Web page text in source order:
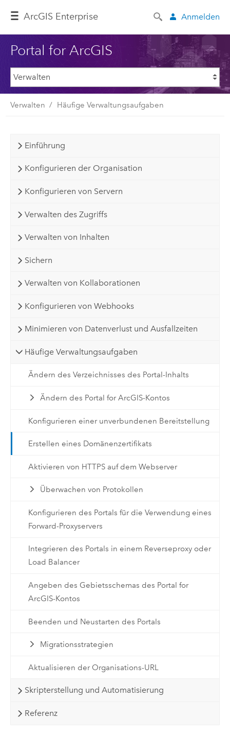
ArcGIS Enterprise Anmelden
Portal for ArcGIS
Verwalten Häufige Verwaltungsaufgaben
Einführung
Konfigurieren der Organisation
Konfigurieren von Servern
Verwalten des Zugriffs
Verwalten von Inhalten
Sichern
Verwalten von Kollaborationen
Konfigurieren von Webhooks
Minimieren von Datenverlust und Ausfallzeiten
Häufige Verwaltungsaufgaben
Ändern des Verzeichnisses des Portal-Inhalts
Ändern des Portal for ArcGIS-Kontos
Konfigurieren einer unverbundenen Bereitstellung
Erstellen eines Domänenzertifikats
Aktivieren von HTTPS auf dem Webserver
Überwachen von Protokollen
Konfigurieren des Portals für die Verwendung eines
Forward-Proxyservers
Integrieren des Portals in einem Reverseproxy oder
Load Balancer
Angeben des Gebietsschemas des Portal for
ArcGIS-Kontos
Beenden und Neustarten des Portals
Migrationsstrategien
Aktualisieren der Organisations-URL
Skripterstellung und Automatisierung
Referenz